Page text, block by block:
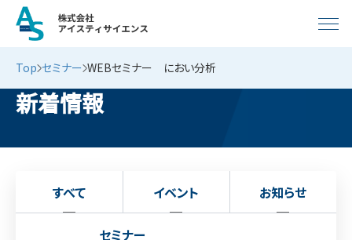
Top セミナー WEBセミナー におい分析
新着情報
すべて イベント お知らせ
セミナー